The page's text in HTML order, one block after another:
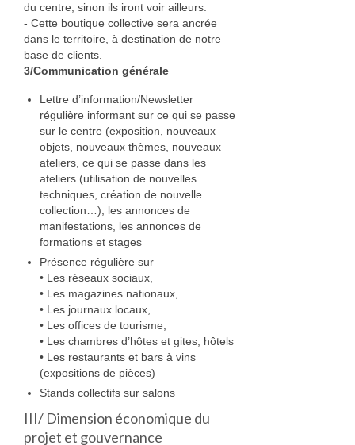
du centre, sinon ils iront voir ailleurs.
‐ Cette boutique collective sera ancrée
dans le territoire, à destination de notre
base de clients.
3/Communication générale
Lettre d’information/Newsletter
régulière informant sur ce qui se passe
sur le centre (exposition, nouveaux
objets, nouveaux thèmes, nouveaux
ateliers, ce qui se passe dans les
ateliers (utilisation de nouvelles
techniques, création de nouvelle
collection…), les annonces de
manifestations, les annonces de
formations et stages
Présence régulière sur
• Les réseaux sociaux,
• Les magazines nationaux,
• Les journaux locaux,
• Les offices de tourisme,
• Les chambres d’hôtes et gites, hôtels
• Les restaurants et bars à vins
(expositions de pièces)
Stands collectifs sur salons
III/ Dimension économique du
projet et gouvernance